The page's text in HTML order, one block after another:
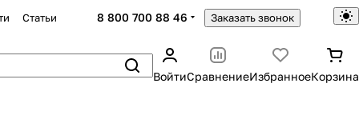
Статьи 8 800 700 88 46 Заказать звонок
ВойтиСравнениеИзбранноеКорзина